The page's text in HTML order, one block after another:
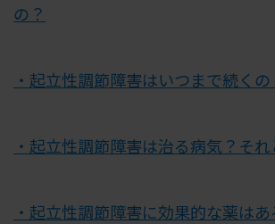
の？
・起立性調節障害はいつまで続く
・起立性調節障害は治る病気？そ
・起立性調節障害に効果的な薬は